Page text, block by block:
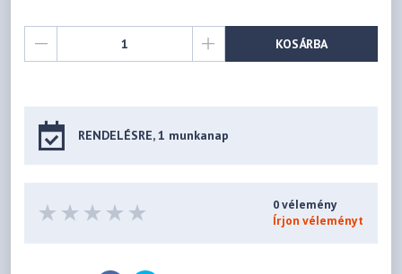
KOSÁRBA
RENDELÉSRE, 1 munkanap
0 vélemény
Írjon véleményt